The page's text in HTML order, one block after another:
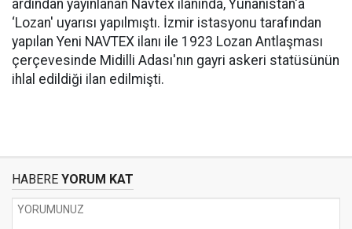
ardından yayınlanan Navtex ilanında, Yunanistan'a
‘Lozan' uyarısı yapılmıştı. İzmir istasyonu tarafından
yapılan Yeni NAVTEX ilanı ile 1923 Lozan Antlaşması
çerçevesinde Midilli Adası'nın gayri askeri statüsünün
ihlal edildiği ilan edilmişti.
HABERE YORUM KAT